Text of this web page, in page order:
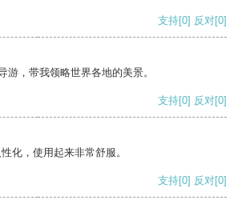
支持[0] 反对[0]
游，带我领略世界各地的美景。
支持[0] 反对[0]
化，使用起来非常舒服。
支持[0] 反对[0]